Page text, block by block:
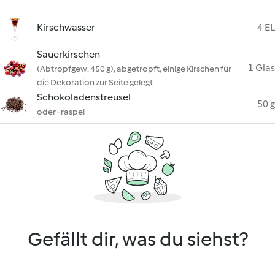
Kirschwasser 4 EL
Sauerkirschen
(Abtropfgew. 450 g), abgetropft, einige Kirschen für
die Dekoration zur Seite gelegt
1 Glas
Schokoladenstreusel
oder -raspel
50 g
Gefällt dir, was du siehst?